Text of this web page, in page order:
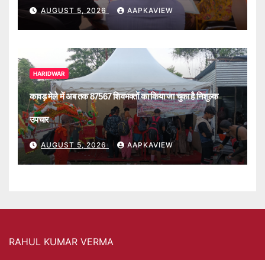
AUGUST 5, 2026 AAPKAVIEW
HARIDWAR
कावड़ मेले में अब तक 87567 शिवभक्तों का किया जा चुका है निशुल्क
उपचार
AUGUST 5, 2026 AAPKAVIEW
RAHUL KUMAR VERMA